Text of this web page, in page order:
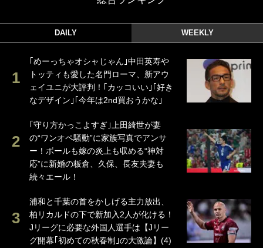
DAILY WEEKLY
｢めーっちゃオシャじゃん｣中田英寿や
トッティも愛した名門ローマ、新アウ
ェイユニが大評判！｢カッコいい｣｢好き
なデザイン｣｢今年は2nd買おうかな｣
｢守り方かっこよすぎ｣上田綺世が妻
の“ワンオペ騒動”に家族写真でアンサ
ー！ボールも嫁の炎上も収める“神対
応”に新婚の板倉、久保、長友夫妻も
続々エール！
浦和と千葉の首をかしげる主力放出、
柏リカルドの下で新加入2人が化ける！
Jリーグに必要な外国人選手は【Jリー
グ開幕｢初めての秋春制｣の大激論】(4)